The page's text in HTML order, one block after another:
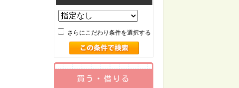
さらにこだわり条件を選択する
買う・借りる